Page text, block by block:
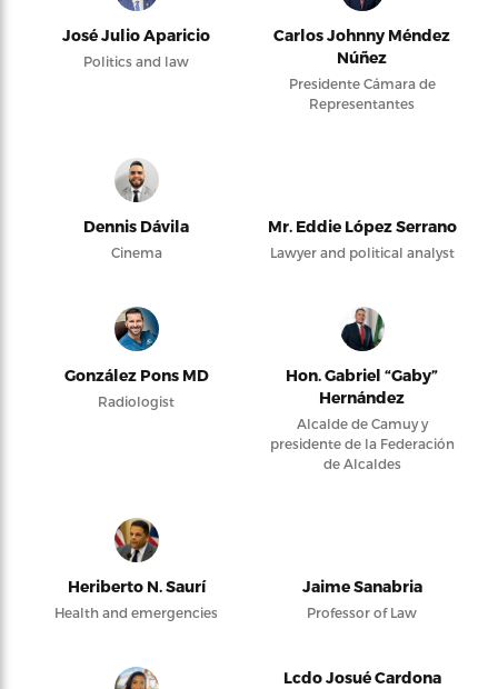
José Julio Aparicio
Politics and law
Carlos Johnny Méndez
Núñez
Presidente Cámara de
Representantes
Dennis Dávila
Cinema
Mr. Eddie López Serrano
Lawyer and political analyst
González Pons MD
Radiologist
Hon. Gabriel “Gaby”
Hernández
Alcalde de Camuy y
presidente de la Federación
de Alcaldes
Heriberto N. Saurí
Health and emergencies
Jaime Sanabria
Professor of Law
Lcdo Josué Cardona